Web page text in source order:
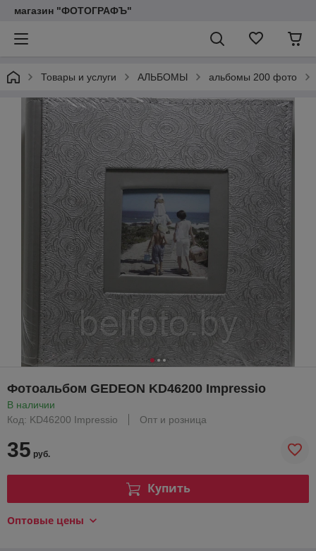
магазин "ФОТОГРАФЪ"
Товары и услуги АЛЬБОМЫ альбомы 200 фото
Фотоальбом GEDEON KD46200 Impressio
В наличии
Код: KD46200 Impressio
Опт и розница
35 руб.
Купить
Оптовые цены